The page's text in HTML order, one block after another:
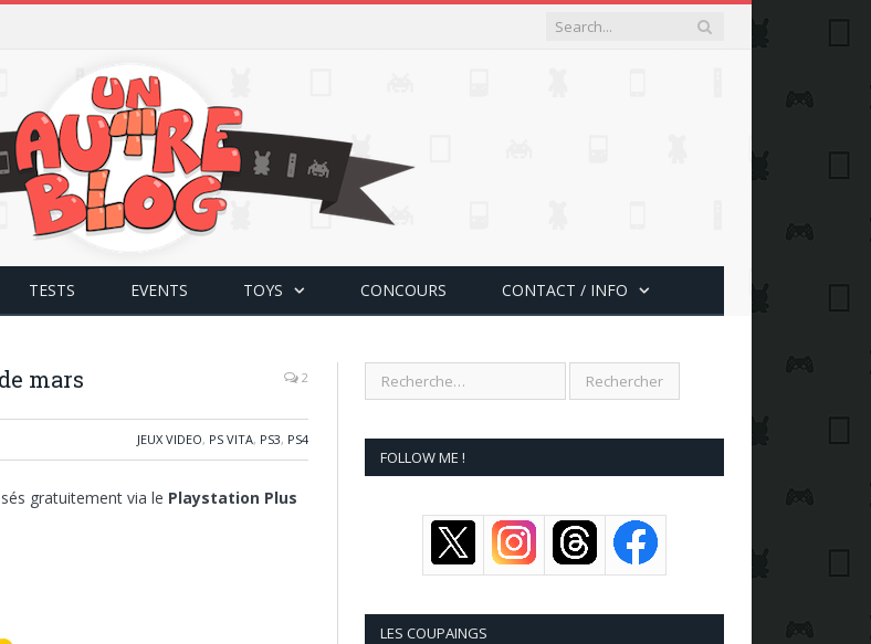
TESTS EVENTS TOYS CONCOURS CONTACT / INFO
mars 2
JEUX VIDEO, PS VITA, PS3, PS4
gratuitement via le Playstation Plus
FOLLOW ME !
LES COUPAINGS